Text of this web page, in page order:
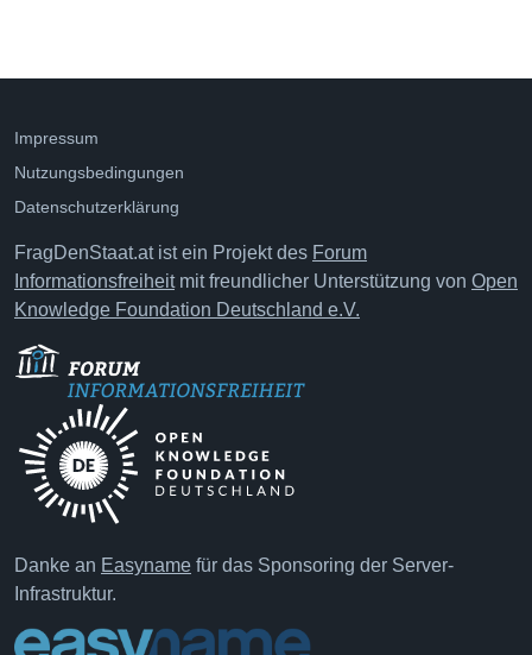
Impressum
Nutzungsbedingungen
Datenschutzerklärung
FragDenStaat.at ist ein Projekt des Forum
Informationsfreiheitmit freundlicher Unterstützung von Open
Knowledge Foundation Deutschland e.V.
Danke an Easyname für das Sponsoring der Server-
Infrastruktur.